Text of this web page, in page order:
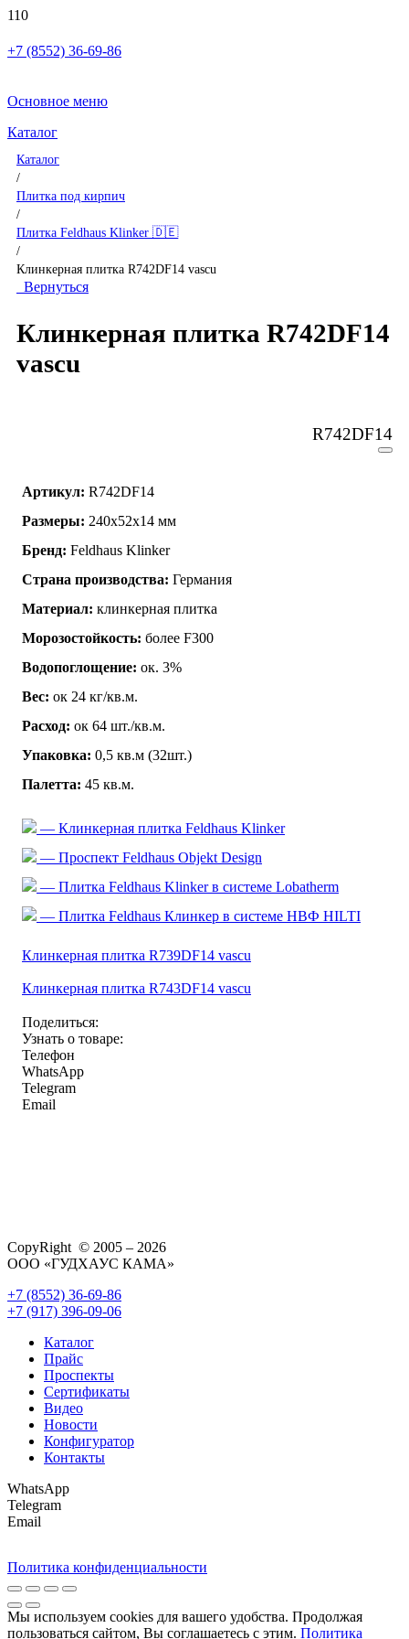
+7 (8552) 36-69-86
Основное меню
Каталог
Каталог
/
Плитка под кирпич
/
Плитка Feldhaus Klinker 🇩🇪
/
Клинкерная плитка R742DF14 vascu
Вернуться
Клинкерная плитка R742DF14
vascu
R742DF14
Артикул: R742DF14
Размеры: 240x52x14 мм
Бренд: Feldhaus Klinker
Страна производства: Германия
Материал: клинкерная плитка
Морозостойкость: более F300
Водопоглощение: ок. 3%
Вес: ок 24 кг/кв.м.
Расход: ок 64 шт./кв.м.
Упаковка: 0,5 кв.м (32шт.)
Палетта: 45 кв.м.
— Клинкерная плитка Feldhaus Klinker
— Проспект Feldhaus Objekt Design
— Плитка Feldhaus Klinker в системе Lobatherm
— Плитка Feldhaus Клинкер в системе НВФ HILTI
Клинкерная плитка R739DF14 vascu
Клинкерная плитка R743DF14 vascu
Поделиться:
Узнать о товаре:
Телефон
WhatsApp
Telegram
Email
CopyRight © 2005 – 2026
ООО «ГУДХАУС КАМА»
+7 (8552) 36-69-86
+7 (917) 396-09-06
Каталог
Прайс
Проспекты
Сертификаты
Видео
Новости
Конфигуратор
Контакты
WhatsApp
Telegram
Email
Политика конфиденциальности
Мы используем cookies для вашего удобства. Продолжая
пользоваться сайтом, Вы соглашаетесь с этим. Политика